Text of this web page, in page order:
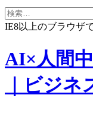
検
索:
IE8以上のブラウザ
AI×人間
｜ビジ